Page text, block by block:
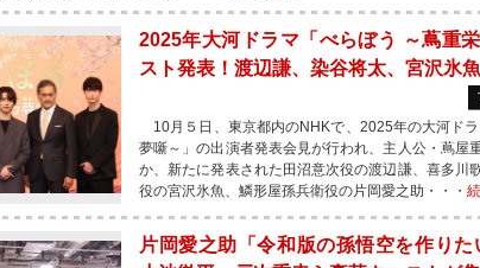
2025年大河ドラマ「べらぼう ～蔦重
スト発表！渡辺謙、染谷将太、宮沢氷
10月５日、東京都内のNHKで、2025年の大河ド
夢噺～」の出演者発表会見が行われ、主人公・蔦屋
か、新たに発表された田沼意次役の渡辺謙、喜多川
役の宮沢氷魚、鱗形屋孫兵衛役の片岡愛之助・・・
片岡愛之助「令和版の孫悟空を作りた